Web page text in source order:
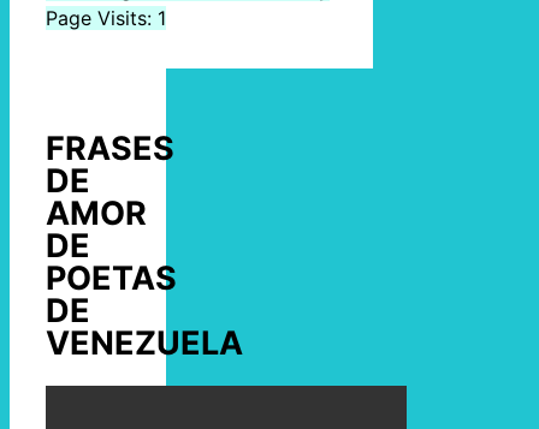
Page Visits: 1
FRASES
DE
AMOR
DE
POETAS
DE
VENEZUELA